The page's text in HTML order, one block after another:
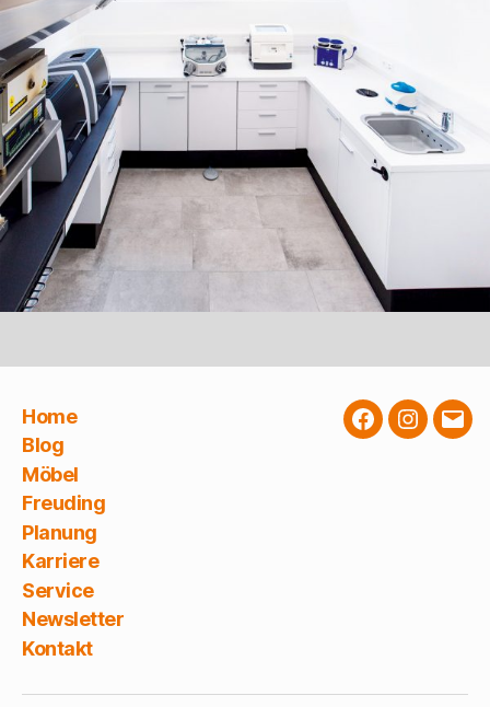
Home
Blog
Möbel
Freuding
Planung
Karriere
Service
Newsletter
Kontakt
FacebookE-